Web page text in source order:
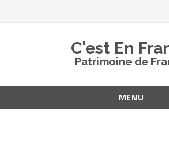
C'est En
Patrimoine de
MENU